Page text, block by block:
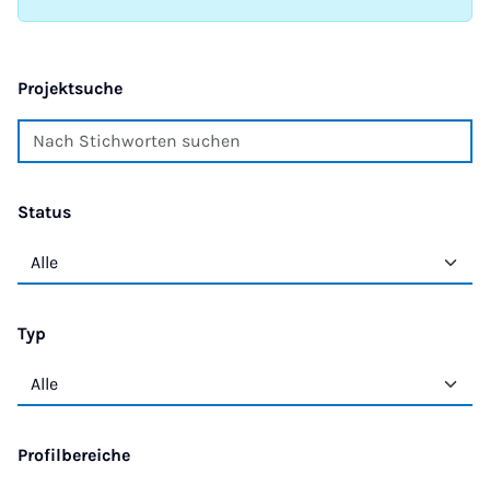
Projektsuche
Status
Typ
Profilbereiche